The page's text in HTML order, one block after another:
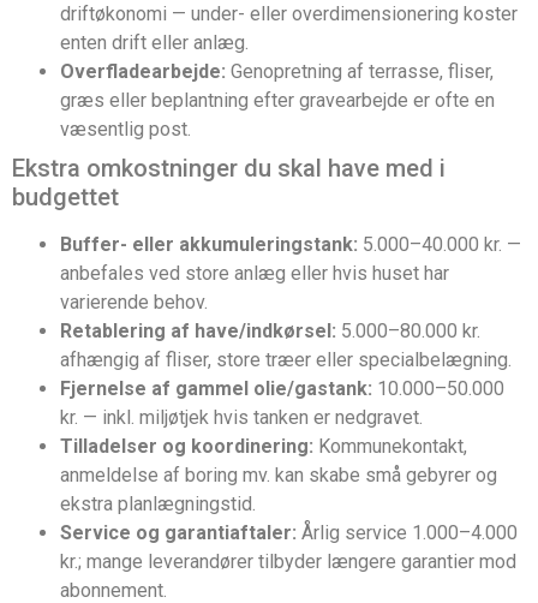
driftøkonomi — under- eller overdimensionering koster
enten drift eller anlæg.
Overfladearbejde: Genopretning af terrasse, fliser,
græs eller beplantning efter gravearbejde er ofte en
væsentlig post.
Ekstra omkostninger du skal have med i
budgettet
Buffer- eller akkumuleringstank: 5.000–40.000 kr. —
anbefales ved store anlæg eller hvis huset har
varierende behov.
Retablering af have/indkørsel: 5.000–80.000 kr.
afhængig af fliser, store træer eller specialbelægning.
Fjernelse af gammel olie/gastank: 10.000–50.000
kr. — inkl. miljøtjek hvis tanken er nedgravet.
Tilladelser og koordinering: Kommunekontakt,
anmeldelse af boring mv. kan skabe små gebyrer og
ekstra planlægningstid.
Service og garantiaftaler: Årlig service 1.000–4.000
kr.; mange leverandører tilbyder længere garantier mod
abonnement.